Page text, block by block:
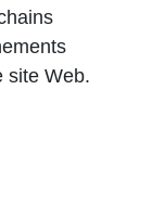
site Web.